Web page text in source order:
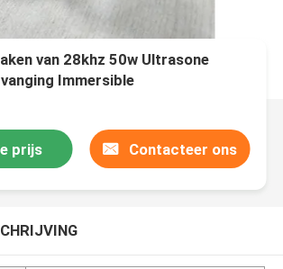
van 28khz 50w Ultrasone
Immersible
prijs Contacteer ons